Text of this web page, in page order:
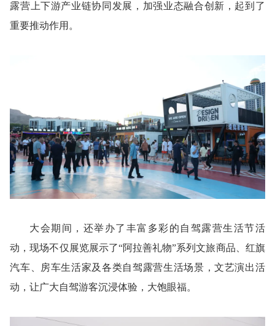
露营上下游产业链协同发展，加强业态融合创新，起到了
重要推动作用。
大会期间，还举办了丰富多彩的自驾露营生活节活
动，现场不仅展览展示了“阿拉善礼物”系列文旅商品、红旗
汽车、房车生活家及各类自驾露营生活场景，文艺演出活
动，让广大自驾游客沉浸体验，大饱眼福。